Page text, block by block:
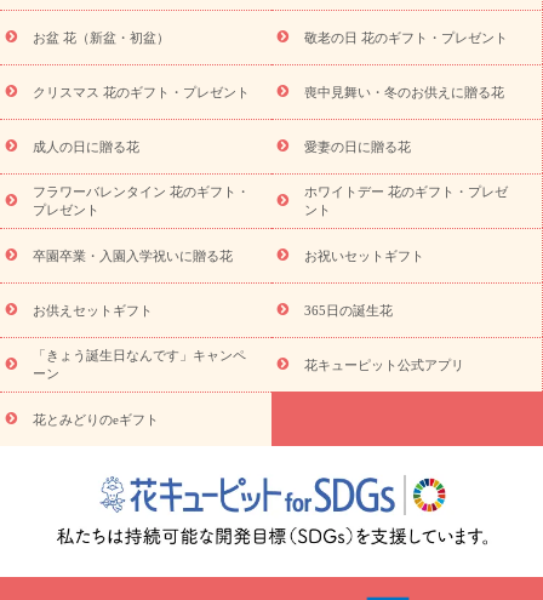
降に贈る花
通夜・葬儀に贈る花
お供え お花とセットギフト
お供え プリザーブドフラワー
ペットのお供えフラワー
お盆（新
盆・初盆）
その他 お祝い返し お見舞い
お取り寄せギフト
ビジネス用
ご自宅用 観葉植物 ミディ胡蝶蘭
プリザーブ
ドフラワー
スタイルから探す アレンジメント 花束
スタ
ンド花
お祝い お供え・お悔やみ 胡蝶蘭 胡蝶蘭・花鉢
ディ胡蝶蘭・お祝い
ミディ胡蝶蘭・お供え
世界初の青色胡蝶蘭
観葉植物
観葉植物 産直多肉植物
プリザーブドフラワー
お祝い
お供え・お悔やみ 花とセットギフト
セミオーダー
プチギフト（hanamore -ハナモア-）
花とみどりのeギフト
キューピットのeGfit
カラー ピンク イエローオレンジ
レッ
ド
お花の種類 トルコキキョウ
お祝い お祝い・3000円～ お祝い・4000円～
お祝い・
5000円～
お祝い・7000円～ お祝い・ 10000円～
お供え・お
悔やみ
円～
お供え・お悔やみ・
読み物
いのマナー
定年退職祝いのマナー
お祝いを贈るときのマナー・
花キューピットのお祝いコラム一覧
誕生日のお花を「色
彩心理学」で選ぶ方法
結婚祝いの予算相場
出産祝いお役立ち情
お盆 花（新盆・初盆） 敬老の日 花のギフト・プレゼント
クリスマス 花のギフト・プレゼント 喪中見舞い・冬のお供えに贈る花
成人の日に贈る花 愛妻の日に贈る花
フラワーバレンタイン 花のギフト・
プレゼント
ホワイトデー 花のギフト・プレゼ
ント
卒園卒業・入園入学祝いに贈る花 お祝いセットギフト
お供えセットギフト 365日の誕生花
「きょう誕生日なんです」キャンペ
ーン
花キューピット公式アプリ
花とみどりのeギフト